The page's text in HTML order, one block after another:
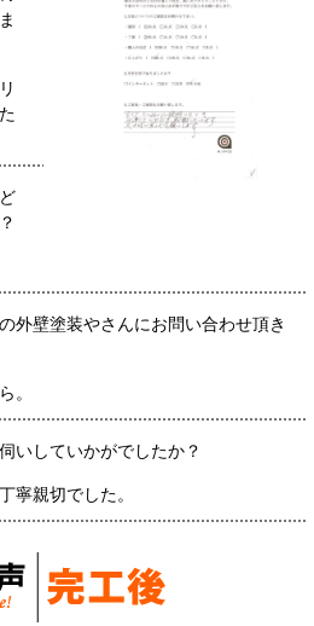
外壁塗装やさんにお問い合わせ頂き
。
いしていかがでしたか？
寧親切でした。